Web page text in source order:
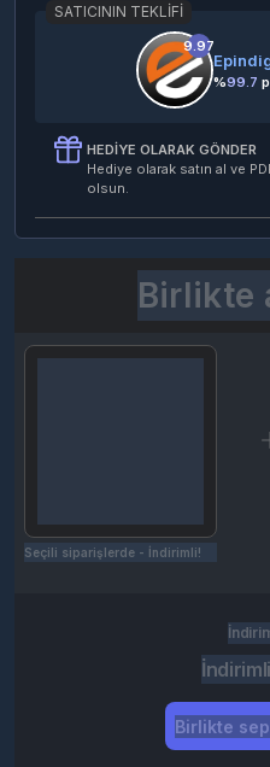
SATICININ TEKLIFI
9.97
%99.7
HEDIYE OLARAK GÖNDER
Hediye olarak satın al ve
olsun.
Birlikte
Seçili siparişlerde - İndirimli!
Birlikte